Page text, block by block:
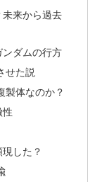
未来から過去
ンダムの行方
せた説
製体なのか？
性
した？